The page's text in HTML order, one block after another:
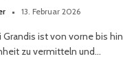
13. Februar 2026
Grandis ist von vorne bis
zu vermitteln und…